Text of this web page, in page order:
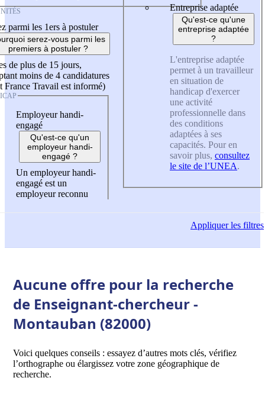
parmi les 1ers à postuler
serez-vous parmi les
premiers à postuler ?
de plus de 15 jours,
moins de 4 candidatures
France Travail est informé)
Employeur handi-
engagé
Qu'est-ce qu'un
employeur handi-
engagé ?
Un employeur handi-
engagé est un
employeur reconnu
Entreprise adaptée
Qu'est-ce qu'une
entreprise adaptée
?
L'entreprise adaptée
permet à un travailleur
en situation de
handicap d'exercer
une activité
professionnelle dans
des conditions
adaptées à ses
capacités. Pour en
savoir plus, consultez
le site de l’UNEA.
Appliquerles filtres
Aucune offre pour la recherche
de Enseignant-chercheur -
Montauban (82000)
Voici quelques conseils : essayez d’autres mots clés, vérifiez
l’orthographe ou élargissez votre zone géographique de
recherche.